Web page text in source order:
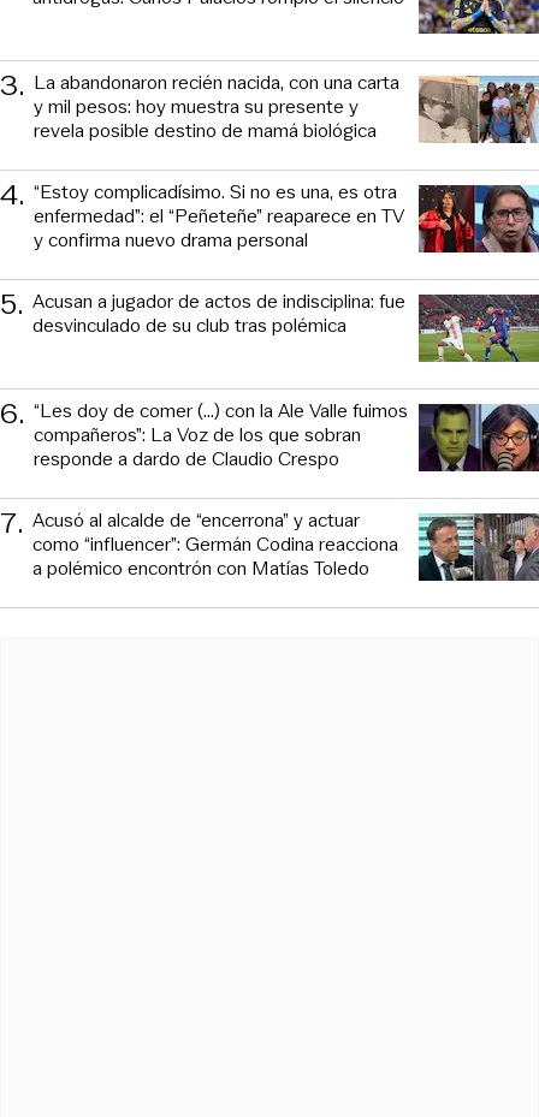
3. La abandonaron recién nacida, con una carta
y mil pesos: hoy muestra su presente y
revela posible destino de mamá biológica
4. “Estoy complicadísimo. Si no es una, es otra
enfermedad”: el “Peñeteñe” reaparece en TV
y confirma nuevo drama personal
5. Acusan a jugador de actos de indisciplina: fue
desvinculado de su club tras polémica
6. “Les doy de comer (...) con la Ale Valle fuimos
compañeros”: La Voz de los que sobran
responde a dardo de Claudio Crespo
7. Acusó al alcalde de “encerrona” y actuar
como “influencer”: Germán Codina reacciona
a polémico encontrón con Matías Toledo